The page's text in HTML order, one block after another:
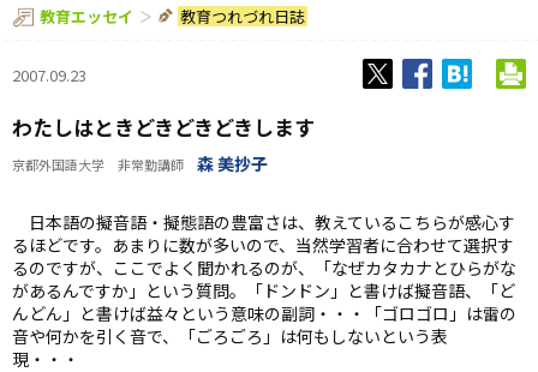
教育エッセイ 教育つれづれ日誌
2007.09.23
わたしはときどきどきどきします
京都外国語大学 非常勤講師 森 美抄子
日本語の擬音語・擬態語の豊富さは、教えているこちらが感心す
るほどです。あまりに数が多いので、当然学習者に合わせて選択す
るのですが、ここでよく聞かれるのが、「なぜカタカナとひらがな
があるんですか」という質問。「ドンドン」と書けば擬音語、「ど
んどん」と書けば益々という意味の副詞・・・「ゴロゴロ」は雷の
音や何かを引く音で、「ごろごろ」は何もしないという表
現・・・